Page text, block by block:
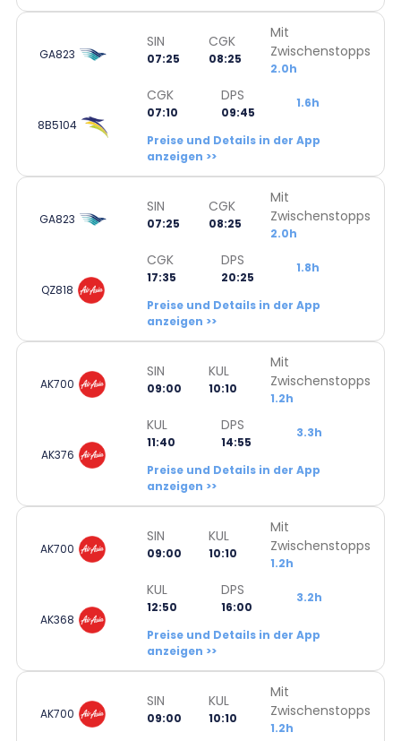
GA823
SIN
07:25
CGK
08:25
Mit
Zwischenstopps
2.0h
8B5104
CGK
07:10
DPS
09:45
1.6h
Preise und Details in der App
anzeigen >>
GA823
SIN
07:25
CGK
08:25
Mit
Zwischenstopps
2.0h
QZ818
CGK
17:35
DPS
20:25
1.8h
Preise und Details in der App
anzeigen >>
AK700
SIN
09:00
KUL
10:10
Mit
Zwischenstopps
1.2h
AK376
KUL
11:40
DPS
14:55
3.3h
Preise und Details in der App
anzeigen >>
AK700
SIN
09:00
KUL
10:10
Mit
Zwischenstopps
1.2h
AK368
KUL
12:50
DPS
16:00
3.2h
Preise und Details in der App
anzeigen >>
AK700
SIN
09:00
KUL
10:10
Mit
Zwischenstopps
1.2h